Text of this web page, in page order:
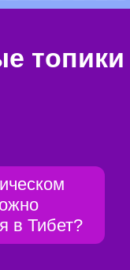
топики
в Тибет?